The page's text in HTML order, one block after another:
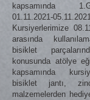
kapsamında
01.11.2021-
Kursiyerlerimize
arasında
bisiklet
konusunda atölye
kapsamında
bisiklet jantı,
malzemelerden